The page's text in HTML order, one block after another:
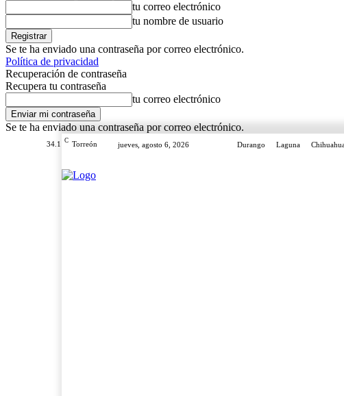
tu correo electrónico
tu nombre de usuario
Se te ha enviado una contraseña por correo electrónico.
Política de privacidad
Recuperación de contraseña
Recupera tu contraseña
tu correo electrónico
Se te ha enviado una contraseña por correo electrónico.
34.1 C Torreón jueves, agosto 6, 2026 Durango Laguna